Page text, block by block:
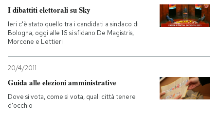
I dibattiti elettorali su Sky
Ieri c'è stato quello tra i candidati a sindaco di
Bologna, oggi alle 16 si sfidano De Magistris,
Morcone e Lettieri
20/4/2011
Guida alle elezioni amministrative
Dove si vota, come si vota, quali città tenere
d'occhio